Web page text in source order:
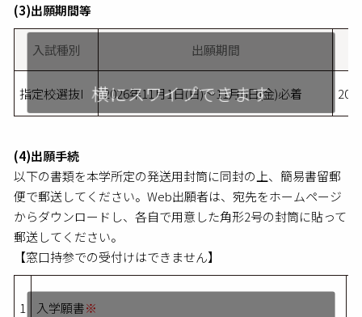
(3)出願期間等
入試種別 出願期間
指定校選抜I 2026年11月1日(日)～11月6日(金)必着
(4)出願手続
以下の書類を本学所定の発送用封筒に同封の上、簡易書留郵
便で郵送してください。Web出願者は、宛先をホームページ
からダウンロードし、各自で用意した角形2号の封筒に貼って
郵送してください。
【窓口持参での受付けはできません】
1 入学願書※